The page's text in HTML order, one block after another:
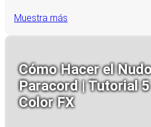
Muestra más
Cómo Hacer el
Paracord | Tutorial
Color FX